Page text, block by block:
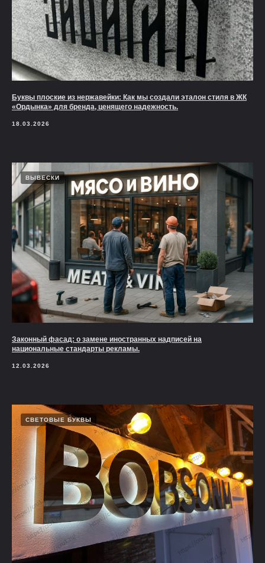
Буквы плоские из нержавейки: Как мы создали эталон стиля в ЖК
«Ордынка» для бренда, ценящего надежность.
18.03.2026
ВЫВЕСКИ
Законный фасад: о замене иностранных надписей на
национальные стандарты рекламы.
12.03.2026
СВЕТОВЫЕ БУКВЫ